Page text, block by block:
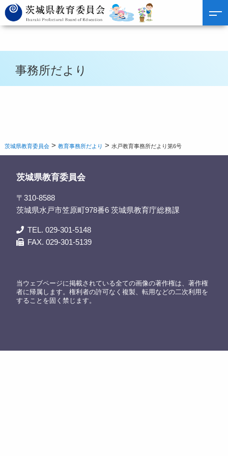
事務所だより
茨城県教育委員会 >教育事務所だより >水戸教育事務所だより第6号
茨城県教育委員会
〒310-8588
茨城県水戸市笠原町978番6 茨城県教育庁総務課
TEL. 029-301-5148
FAX. 029-301-5139
当ウェブページに掲載されている全ての画像の著作権は、著作権
者に帰属します。権利者の許可なく複製、転用などの二次利用を
することを固く禁じます。